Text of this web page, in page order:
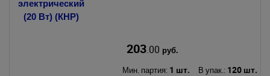
203.00 руб.
Мин. партия: 1 шт. В упак.: 120 шт.